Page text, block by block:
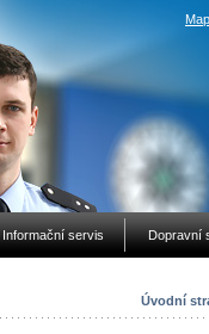
Informační servis Dopravní
Úvodní